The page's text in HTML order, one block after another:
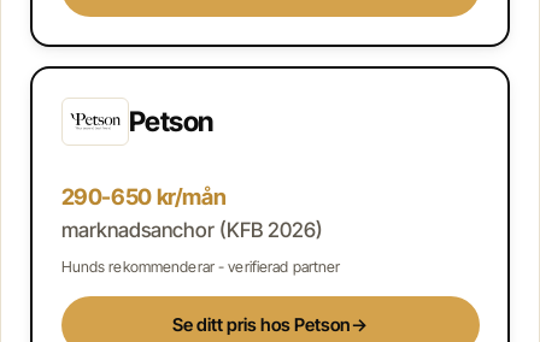
Petson
290-650 kr/mån
marknadsanchor (KFB 2026)
Hunds rekommenderar - verifierad partner
Se ditt pris hos Petson→